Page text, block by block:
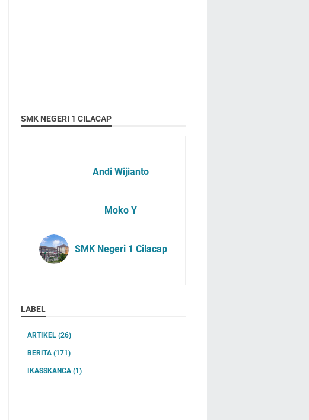
SMK NEGERI 1 CILACAP
Andi Wijianto
Moko Y
SMK Negeri 1 Cilacap
LABEL
ARTIKEL (26)
BERITA (171)
IKASSKANCA (1)